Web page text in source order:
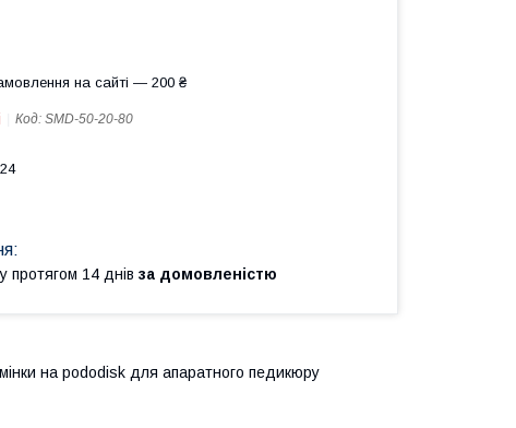
на сайті — 200 ₴
Код: SMD-50-20-80
протягом 14 днів за домовленістю
на pododisk для апаратного педикюру